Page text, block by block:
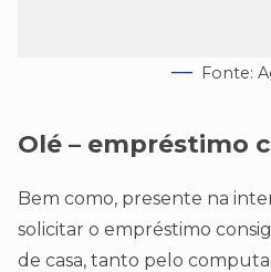
Fonte:
Olé – empréstimo
Bem como, presente na
solicitar o empréstimo
de casa, tanto pelo